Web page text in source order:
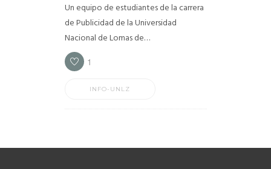
Un equipo de estudiantes de la carrera
de Publicidad de la Universidad
Nacional de Lomas de…
1
INFO-UNLZ